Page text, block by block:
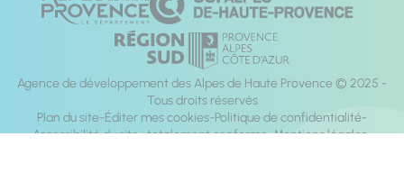
Agence de développement des Alpes de Haute Provence © 2025 -
Tous droits réservés
Plan du site Éditer mes cookies Politique de confidentialité
Accessibilité du site : totalement conforme Mentions légales